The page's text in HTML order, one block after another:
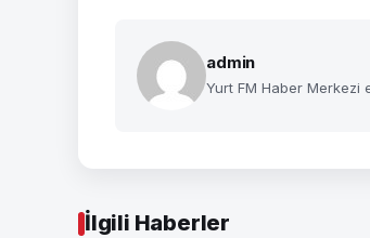
admin
Yurt FM Haber Merkezi
İlgili Haberler